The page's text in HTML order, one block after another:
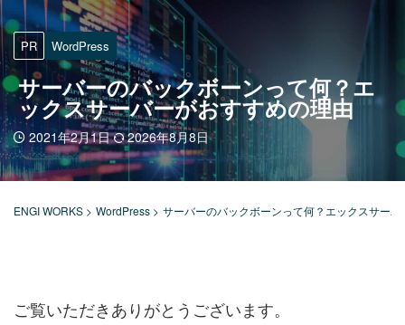
PR WordPress
サーバーのバックボーンって何？エ
ックスサーバーがおすすめの理由
2021年2月1日 2026年8月8日
ENGI WORKS > WordPress > サーバーのバックボーンって何？エックスサー
ご覧いただきありがとうございます。